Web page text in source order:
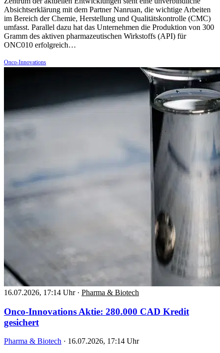
Absichtserklärung mit dem Partner Nanruan, die wichtige Arbeiten
im Bereich der Chemie, Herstellung und Qualitätskontrolle (CMC)
umfasst. Parallel dazu hat das Unternehmen die Produktion von 300
Gramm des aktiven pharmazeutischen Wirkstoffs (API) für
ONC010 erfolgreich…
Onco-Innovations
16.07.2026, 17:14 Uhr · Pharma & Biotech
Onco-Innovations Aktie: 280.000 CAD Kredit
gesichert
Pharma & Biotech · 16.07.2026, 17:14 Uhr